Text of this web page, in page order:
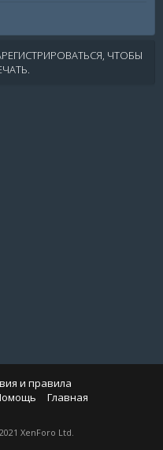
ЧТОБЫ
и правила
Главная
XenForo Ltd.